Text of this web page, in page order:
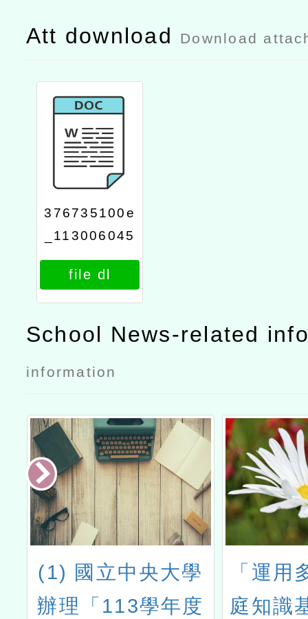
Att download Download
376735100e
_113006045
0_attach1
file dl
School News-related
information
(1) 國立中央大學
辦理「113學年度
「運用
庭知識